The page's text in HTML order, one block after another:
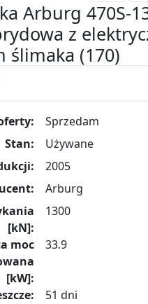
Arburg 470S-
z
ślimaka (170)
Sprzedam
Stan:
Używane
2005
Arburg
[kN]:
1300
moc
[kW]:
33.9
51 dni